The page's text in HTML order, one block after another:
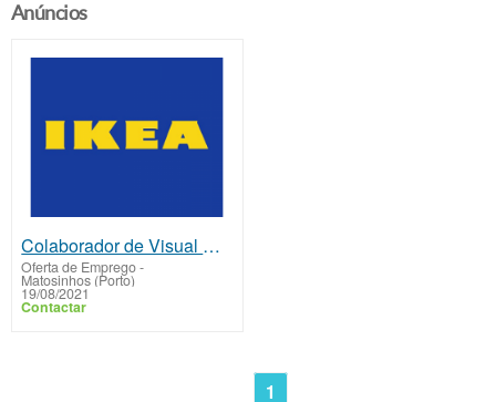
Anúncios
Colaborador de Visual Merchandiser
Oferta de Emprego-
Matosinhos (Porto)
19/08/2021
Contactar
1